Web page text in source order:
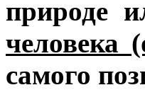
природе
человека
самого